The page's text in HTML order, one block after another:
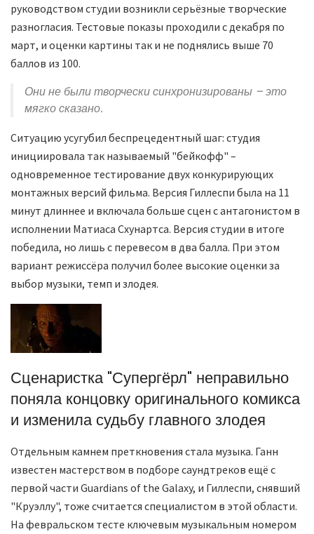
руководством студии возникли серьёзные творческие
разногласия. Тестовые показы проходили с декабря по
март, и оценки картины так и не поднялись выше 70
баллов из 100.
Они не были творчески синхронизированы – это
мягко сказано.
Ситуацию усугубил беспрецедентный шаг: студия
инициировала так называемый "бейкофф" –
одновременное тестирование двух конкурирующих
монтажных версий фильма. Версия Гиллеспи была на 11
минут длиннее и включала больше сцен с антагонистом в
исполнении Матиаса Схунартса. Версия студии в итоге
победила, но лишь с перевесом в два балла. При этом
вариант режиссёра получил более высокие оценки за
выбор музыки, темп и злодея.
Сценаристка "Супергёрл" неправильно
поняла концовку оригинального комикса
и изменила судьбу главного злодея
Отдельным камнем преткновения стала музыка. Ганн
известен мастерством в подборе саундтреков ещё с
первой части Guardians of the Galaxy, и Гиллеспи, снявший
"Круэллу", тоже считается специалистом в этой области.
На февральском тесте ключевым музыкальным номером